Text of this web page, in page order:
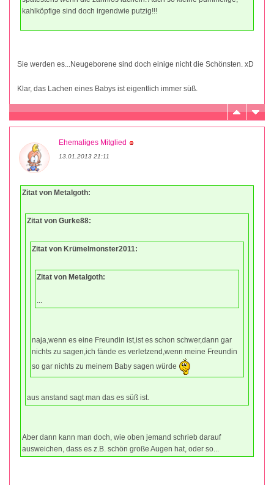
kahlköpfige sind doch irgendwie putzig!!!
Sie werden es...Neugeborene sind doch einige nicht die Schönsten. xD
Klar, das Lachen eines Babys ist eigentlich immer süß.
Ehemaliges Mitglied
13.01.2013 21:11
Zitat von Metalgoth:
Zitat von Gurke88:
Zitat von Krümelmonster2011:
Zitat von Metalgoth:
...
naja,wenn es eine Freundin ist,ist es schon schwer,dann gar
nichts zu sagen,ich fände es verletzend,wenn meine Freundin
so gar nichts zu meinem Baby sagen würde
aus anstand sagt man das es süß ist.
Aber dann kann man doch, wie oben jemand schrieb darauf
ausweichen, dass es z.B. schön große Augen hat, oder so...